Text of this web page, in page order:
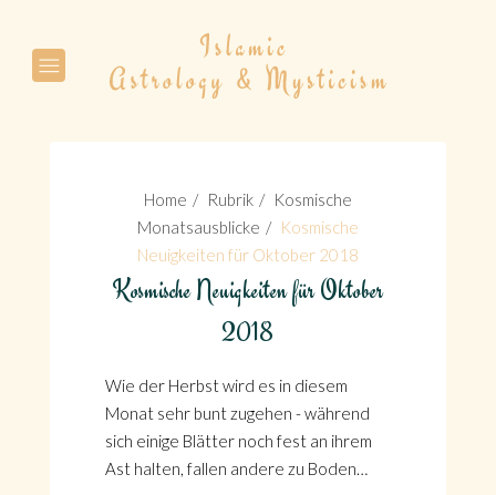
Home Rubrik
Kosmische
Monatsausblicke
Kosmische
Neuigkeiten für Oktober 2018
Kosmische Neuigkeiten für Oktober
2018
Wie der Herbst wird es in diesem
Monat sehr bunt zugehen - während
sich einige Blätter noch fest an ihrem
Ast halten, fallen andere zu Boden…